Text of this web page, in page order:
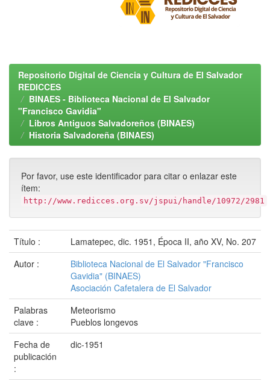
Repositorio Digital de Ciencia y Cultura de El Salvador
REDICCES
BINAES - Biblioteca Nacional de El Salvador
"Francisco Gavidia"
Libros Antiguos Salvadoreños (BINAES)
Historia Salvadoreña (BINAES)
Por favor, use este identificador para citar o enlazar este
ítem:
http://www.redicces.org.sv/jspui/handle/10972/2981
Título :
Lamatepec, dic. 1951, Época II, año XV, No. 207
Autor :
Biblioteca Nacional de El Salvador "Francisco
Gavidia" (BINAES)
Asociación Cafetalera de El Salvador
Palabras
clave :
Meteorismo
Pueblos longevos
Fecha de
publicación
:
dic-1951